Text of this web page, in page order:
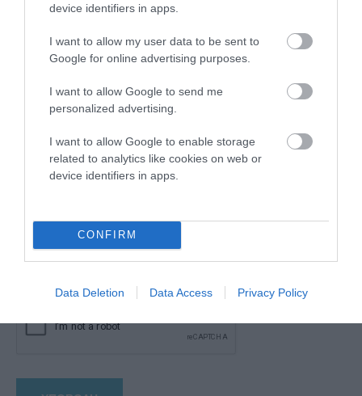
device identifiers in apps.
I want to allow my user data to be sent to
Google for online advertising purposes.
I want to allow Google to send me
personalized advertising.
I want to allow Google to enable storage
related to analytics like cookies on web or
device identifiers in apps.
CONFIRM
Data Deletion Data Access Privacy Policy
Αποθήκευσε το όνομά μου, email, και τον ιστότοπο μου σε